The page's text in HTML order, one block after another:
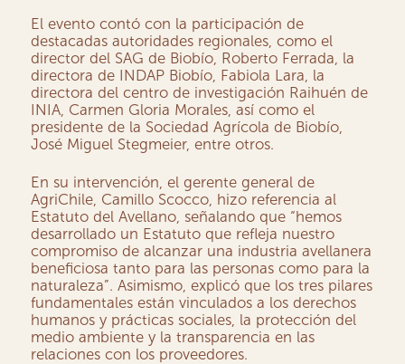
El evento contó con la participación de
destacadas autoridades regionales, como el
director del SAG de Biobío, Roberto Ferrada, la
directora de INDAP Biobío, Fabiola Lara, la
directora del centro de investigación Raihuén de
INIA, Carmen Gloria Morales, así como el
presidente de la Sociedad Agrícola de Biobío,
José Miguel Stegmeier, entre otros.
En su intervención, el gerente general de
AgriChile, Camillo Scocco, hizo referencia al
Estatuto del Avellano, señalando que “hemos
desarrollado un Estatuto que refleja nuestro
compromiso de alcanzar una industria avellanera
beneficiosa tanto para las personas como para la
naturaleza”. Asimismo, explicó que los tres pilares
fundamentales están vinculados a los derechos
humanos y prácticas sociales, la protección del
medio ambiente y la transparencia en las
relaciones con los proveedores.